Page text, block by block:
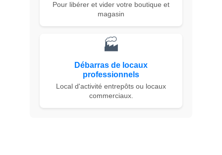
Pour libérer et vider votre boutique et
magasin
🏭
Débarras de locaux
professionnels
Local d'activité entrepôts ou locaux
commerciaux.